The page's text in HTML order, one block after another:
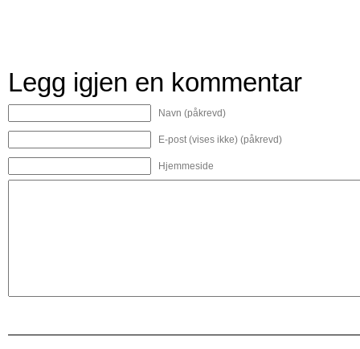
Legg igjen en kommentar
Navn (påkrevd)
E-post (vises ikke) (påkrevd)
Hjemmeside